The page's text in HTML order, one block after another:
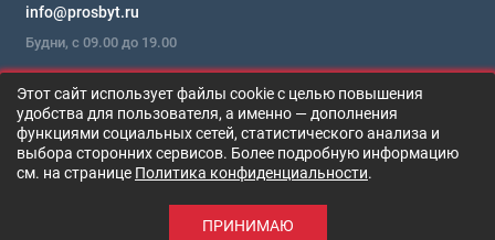
0
Sintec Antifreeze Euro G11 green -40
Цена по запросу
В корзину
info@prosbyt.ru
Будни, с 09.00 до 19.00
Этот сайт использует файлы cookie с целью повышения
удобства для пользователя, а именно — дополнения
функциями социальных сетей, статистического анализа и
выбора сторонних сервисов. Более подробную информацию
см. на странице Политика конфиденциальности.
ПРИНИМАЮ